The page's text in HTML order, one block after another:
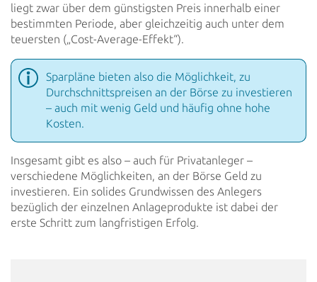
liegt zwar über dem günstigsten Preis innerhalb einer
bestimmten Periode, aber gleichzeitig auch unter dem
teuersten („Cost-Average-Effekt“).
Sparpläne bieten also die Möglichkeit, zu
Durchschnittspreisen an der Börse zu investieren
– auch mit wenig Geld und häufig ohne hohe
Kosten.
Insgesamt gibt es also – auch für Privatanleger –
verschiedene Möglichkeiten, an der Börse Geld zu
investieren. Ein solides Grundwissen des Anlegers
bezüglich der einzelnen Anlageprodukte ist dabei der
erste Schritt zum langfristigen Erfolg.